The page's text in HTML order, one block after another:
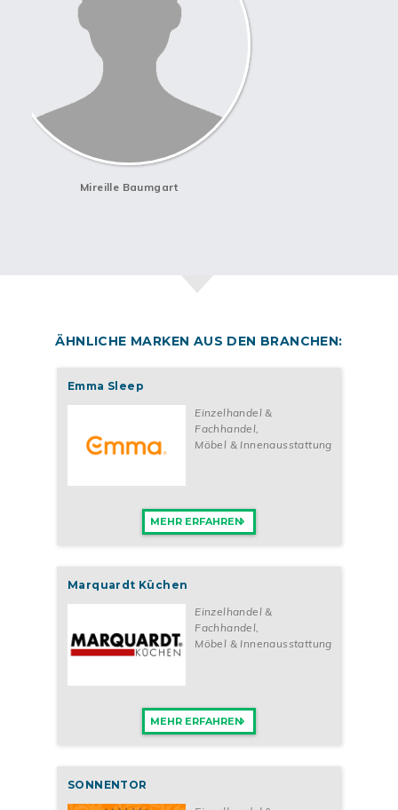
Mireille Baumgart
ÄHNLICHE MARKEN AUS DEN BRANCHEN:
Emma Sleep
Einzelhandel &
Fachhandel,
Möbel & Innenausstattung
MEHR ERFAHREN
Marquardt Küchen
Einzelhandel &
Fachhandel,
Möbel & Innenausstattung
MEHR ERFAHREN
SONNENTOR